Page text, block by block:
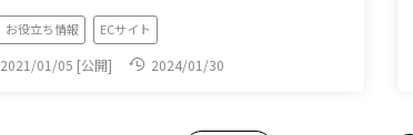
お役立ち情報 ECサイト
2021/01/05 [公開] 2024/01/30